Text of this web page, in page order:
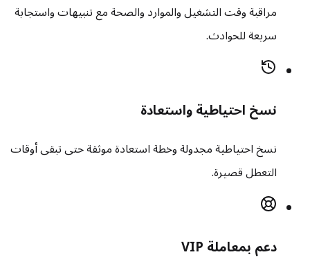
مراقبة وقت التشغيل والموارد والصحة مع تنبيهات واستجابة
سريعة للحوادث.
نسخ احتياطية واستعادة
نسخ احتياطية مجدولة وخطة استعادة موثقة حتى تبقى أوقات
التعطل قصيرة.
دعم بمعاملة VIP